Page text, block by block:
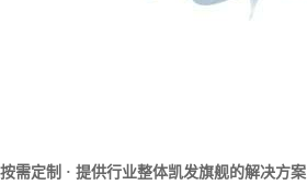
按需定制 · 提供行业整体凯发旗舰的解决方案